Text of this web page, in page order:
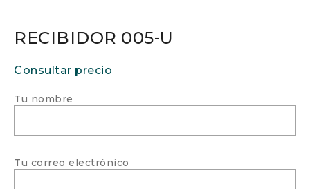
RECIBIDOR 005-U
Consultar precio
Tu nombre
Tu correo electrónico